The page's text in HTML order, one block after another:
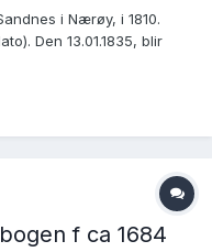
i Nærøy, i 1810.
Den 13.01.1835, blir
1. Ole Henrik Jacobsen,
f ca 1684